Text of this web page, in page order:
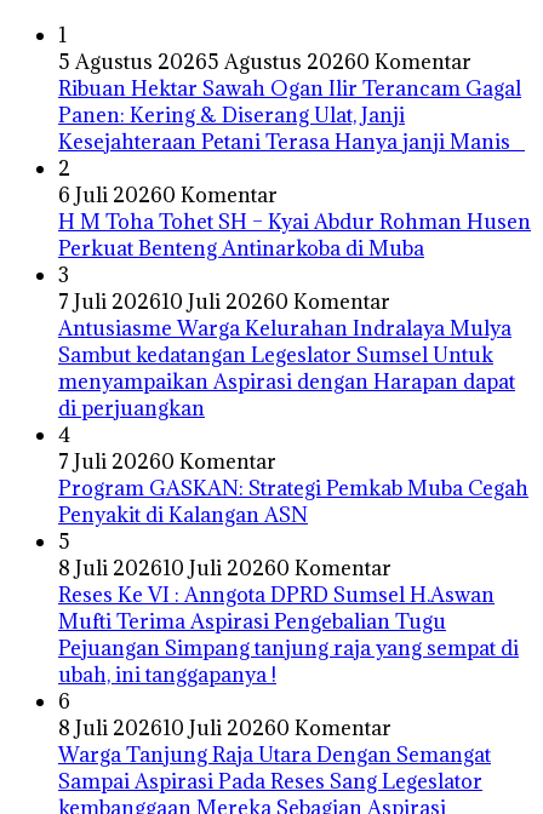
1
5 Agustus 20265 Agustus 20260 Komentar
Ribuan Hektar Sawah Ogan Ilir Terancam Gagal
Panen: Kering & Diserang Ulat, Janji
Kesejahteraan Petani Terasa Hanya janji Manis
2
6 Juli 20260 Komentar
H M Toha Tohet SH – Kyai Abdur Rohman Husen
Perkuat Benteng Antinarkoba di Muba
3
7 Juli 202610 Juli 20260 Komentar
Antusiasme Warga Kelurahan Indralaya Mulya
Sambut kedatangan Legeslator Sumsel Untuk
menyampaikan Aspirasi dengan Harapan dapat
di perjuangkan
4
7 Juli 20260 Komentar
Program GASKAN: Strategi Pemkab Muba Cegah
Penyakit di Kalangan ASN
5
8 Juli 202610 Juli 20260 Komentar
Reses Ke VI : Anngota DPRD Sumsel H.Aswan
Mufti Terima Aspirasi Pengebalian Tugu
Pejuangan Simpang tanjung raja yang sempat di
ubah, ini tanggapanya !
6
8 Juli 202610 Juli 20260 Komentar
Warga Tanjung Raja Utara Dengan Semangat
Sampai Aspirasi Pada Reses Sang Legeslator
kembanggaan Mereka Sebagian Aspirasi